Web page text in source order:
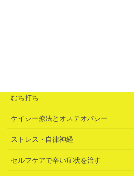
むち打ち
ケイシー療法とオステオパシー
ストレス・自律神経
セルフケアで辛い症状を治す